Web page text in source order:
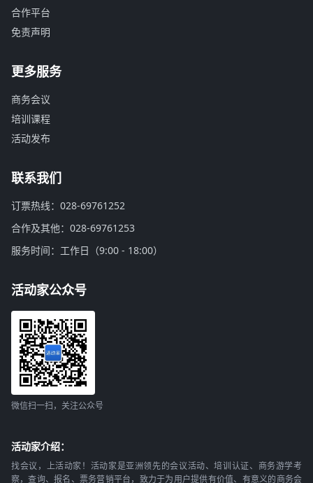
合作平台
免责声明
更多服务
商务会议
培训课程
活动发布
联系我们
订票热线：028-69761252
合作及其他：028-69761253
服务时间：工作日（9:00 - 18:00）
活动家公众号
微信扫一扫，关注公众号
活动家介绍：
找会议，上活动家！活动家是亚洲领先的会议活动、培训认证、商务游学考
察，查询、报名、票务营销平台，致力于为用户提供有价值、有意义的商务会